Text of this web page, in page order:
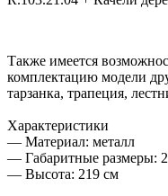
Также имеется
комплектацию модели
тарзанка, трапеция,
Характеристики
— Материал: металл
— Габаритные размеры:
— Высота: 219 см